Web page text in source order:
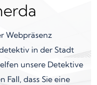
Webpräsenz
in der Stadt
unsere Detektive
Fall, dass Sie eine